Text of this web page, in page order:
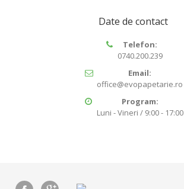
Date de contact
Telefon:
0740.200.239
Email:
office@evopapetarie.ro
Program:
Luni - Vineri / 9:00 - 17:00